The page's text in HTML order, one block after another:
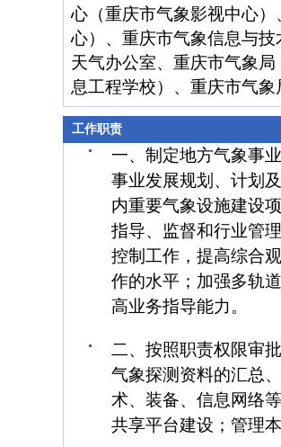
心（重庆市气象影视中心
心）、重庆市气象信息与
天气办公室、重庆市气象
息工程学校）、重庆市气
工作职责
一、制定地方气象事
事业发展规划、计划
内重要气象设施建设
指导、监督和行业管
控制工作，提高综合
作的水平；加强多轨
高业务指导能力。
二、按照职责权限审
气象探测资料的汇总
术、装备、信息网络
共享平台建设；管理